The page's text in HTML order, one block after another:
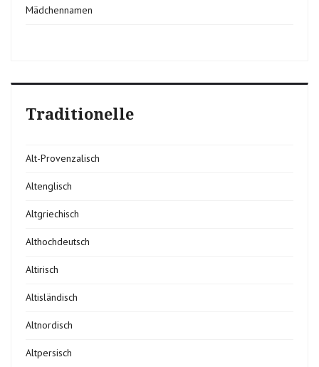
Mädchennamen
Traditionelle
Alt-Provenzalisch
Altenglisch
Altgriechisch
Althochdeutsch
Altirisch
Altisländisch
Altnordisch
Altpersisch